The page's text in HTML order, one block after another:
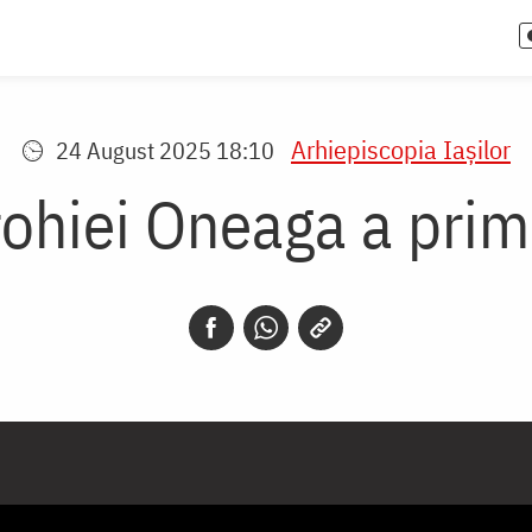
24 August 2025 18:10 Arhiepiscopia Iaşilor
Oneaga a